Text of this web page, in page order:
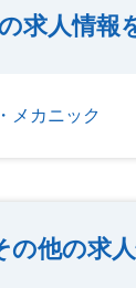
求人情報
メカニック
他の求